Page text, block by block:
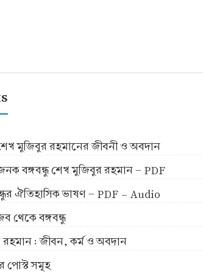
মুজিবুর রহমানের জীবনী ও অবদান
জনক বঙ্গবন্ধু শেখ মুজিবুর রহমান - PDF
ঐতিহাসিক ভাষণ - PDF - Audio
থেকে বঙ্গবন্ধু
রহমান : জীবন, কর্ম ও অবদান
পোস্ট সমূহ